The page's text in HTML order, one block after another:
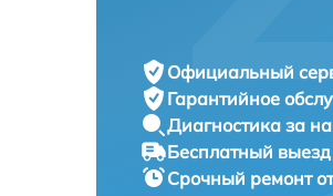
Официальный
Гарантийное
Диагностика за
Бесплатный
Срочный ремонт